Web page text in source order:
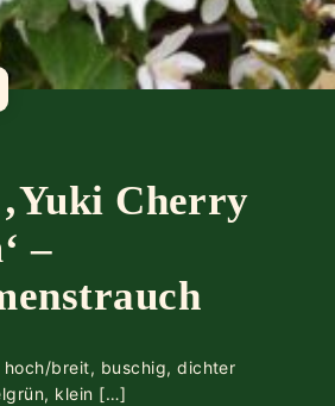
Cherry
–
breit, buschig, dichter
klein […]